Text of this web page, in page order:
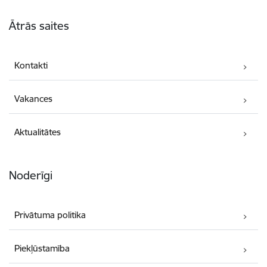
Ātrās saites
Kontakti
Vakances
Aktualitātes
Noderīgi
Privātuma politika
Piekļūstamība